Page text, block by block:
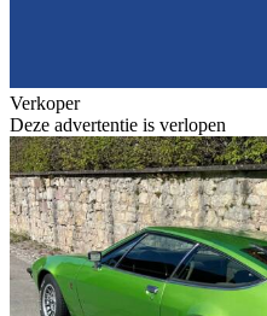
Verkoper
Deze advertentie is verlopen